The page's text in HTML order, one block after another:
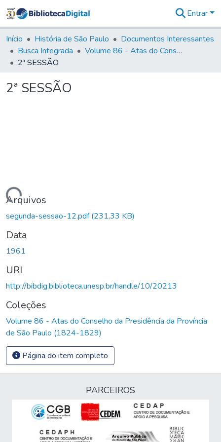
&
Coleções
Tudo na
Entrar
Início História de São Paulo
Documentos Interessantes
Busca Integrada
Volume 86 - Atas do Conselho da Presidência da Província de São Paulo (1824-1829)
2ª SESSÃO
2ª SESSÃO
Carregando...
Arquivos
segunda-sessao-12.pdf(231,33 KB)
Data
1961
URI
http://bibdig.biblioteca.unesp.br/handle/10/20213
Coleções
Volume 86 - Atas do Conselho da Presidência da Província
de São Paulo (1824-1829)
Página do item completo
PARCEIROS